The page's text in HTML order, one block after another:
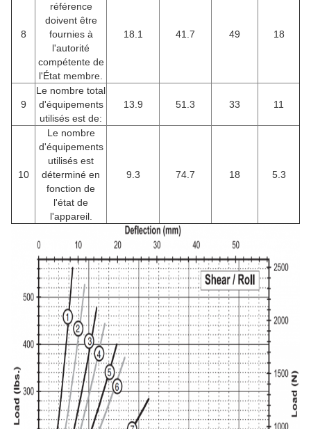
8
référence
doivent être
fournies à
l'autorité
compétente de
l'État membre.
18.1 41.7 49 18
9
Le nombre total
d'équipements
utilisés est de:
13.9 51.3 33 11
10
Le nombre
d'équipements
utilisés est
déterminé en
fonction de
l'état de
l'appareil.
9.3 74.7 18 5.3